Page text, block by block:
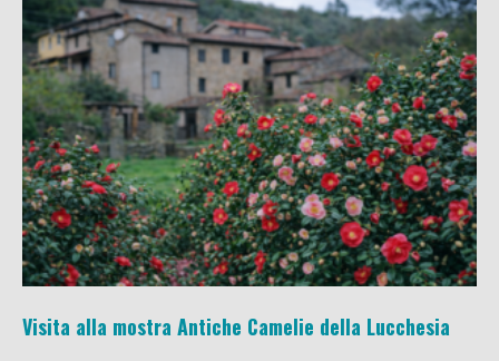
Visita alla mostra Antiche Camelie della Lucchesia